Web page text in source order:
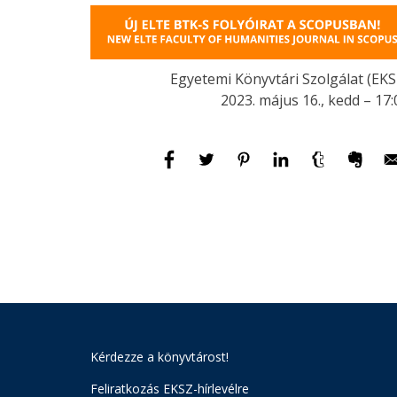
Egyetemi Könyvtári Szolgálat
2023. május 16., kedd –
Kérdezze a könyvtárost!
Feliratkozás EKSZ-hírlevélre